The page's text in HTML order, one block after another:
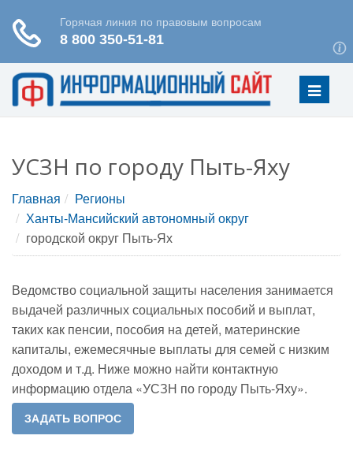
Меню
УСЗН по городу Пыть-Яху
Главная
Регионы
Ханты-Мансийский автономный округ
городской округ Пыть-Ях
Ведомство социальной защиты населения занимается
выдачей различных социальных пособий и выплат,
таких как пенсии, пособия на детей, материнские
капиталы, ежемесячные выплаты для семей с низким
доходом и т.д. Ниже можно найти контактную
информацию отдела «УСЗН по городу Пыть-Яху».